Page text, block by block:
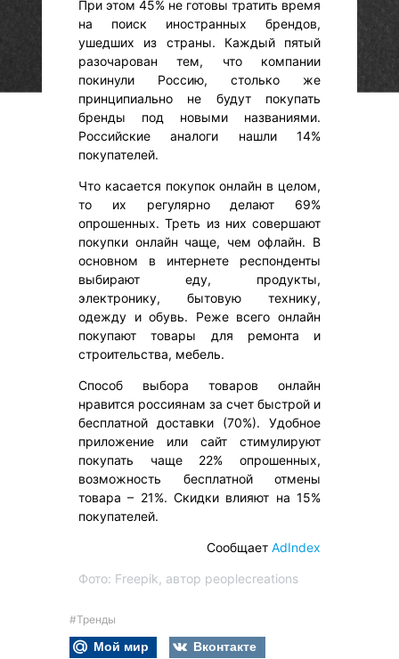
При этом 45% не готовы тратить время
на поиск иностранных брендов,
ушедших из страны. Каждый пятый
разочарован тем, что компании
покинули Россию, столько же
принципиально не будут покупать
бренды под новыми названиями.
Российские аналоги нашли 14%
покупателей.
Что касается покупок онлайн в целом,
то их регулярно делают 69%
опрошенных. Треть из них совершают
покупки онлайн чаще, чем офлайн. В
основном в интернете респонденты
выбирают еду, продукты,
электронику, бытовую технику,
одежду и обувь. Реже всего онлайн
покупают товары для ремонта и
строительства, мебель.
Способ выбора товаров онлайн
нравится россиянам за счет быстрой и
бесплатной доставки (70%). Удобное
приложение или сайт стимулируют
покупать чаще 22% опрошенных,
возможность бесплатной отмены
товара – 21%. Скидки влияют на 15%
покупателей.
Сообщает AdIndex
Фото: Freepik, автор peoplecreations
#Тренды
Мой мир
Вконтакте